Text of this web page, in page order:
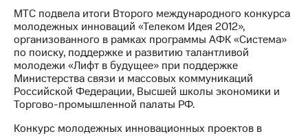
Контакты
Медиа-центр
Пресс-
релизы
МТС
о технологиях
Достижения
МТС подвела итоги Второго международного конкурса
молодежных инноваций «Телеком Идея 2012»,
организованного в рамках программы АФК «Система»
по поиску, поддержке и развитию талантливой
молодежи «Лифт в будущее» при поддержке
Министерства связи и массовых коммуникаций
Российской Федерации, Высшей школы экономики и
Торгово-промышленной палаты РФ.
Конкурс молодежных инновационных проектов в